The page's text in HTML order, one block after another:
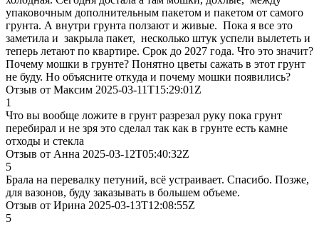
упаковочным дополнительным пакетом и пакетом от самого
грунта. А внутри грунта ползают и живые. Пока я все это
заметила и закрыла пакет, несколько штук успели вылететь и
теперь летают по квартире. Срок до 2027 года. Что это значит?
Почему мошки в грунте? Понятно цветы сажать в этот грунт
не буду. Но объясните откуда и почему мошки появились?
Отзыв от Максим 2025-03-11T15:29:01Z
1
Что вы вообще ложите в грунт разрезал руку пока грунт
перебирал и не зря это сделал так как в грунте есть камне
отходы и стекла
Отзыв от Анна 2025-03-12T05:40:32Z
5
Брала на перевалку петуний, всё устраивает. Спасибо. Позже,
для вазонов, буду заказывать в большем объеме.
Отзыв от Ирина 2025-03-13T12:08:55Z
5